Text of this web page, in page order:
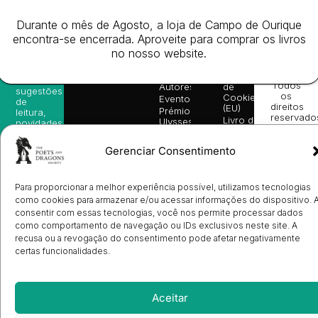
Gerenciar Consentimento
Para proporcionar a melhor experiência possível, utilizamos tecnologias
como cookies para armazenar e/ou acessar informações do dispositivo.
consentir com essas tecnologias, você nos permite processar dados
como comportamento de navegação ou IDs exclusivos neste site. A
recusa ou a revogação do consentimento pode afetar negativamente
certas funcionalidades.
Aceitar
Livros
da
Editora
Books
Autores
Eventos
Prémio
Ulysses
Contactos
Manuscritos
Candidatura
de
Ilustradores
Registo
de
Livrarias
Condições
Gerais de
Venda
de
Cookies
(EU)
Livro de
nossa
newsletter
sugestões
de
leitura,
novidades
sobre
lançamentos,
vantagens
exclusivas
avisos
diretamente
no seu
e-mail.
Subscrever
por
Turn
On
Todos
os
direitos
Durante o mês de Agosto, a loja de Campo de Ourique
encontra-se encerrada. Aproveite para comprar os livros
no nosso website.